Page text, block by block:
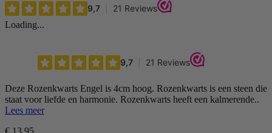
Loading...
Deze Rozenkwarts Engel is 4cm hoog. Rozenkwarts is een steen die
staat voor liefde en harmonie. Rozenkwarts heeft een kalmerende..
Lees meer
€ 13,95